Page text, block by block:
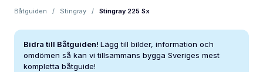
Båtguiden / Stingray / Stingray 225 Sx
Bidra till Båtguiden! Lägg till bilder, information och
omdömen så kan vi tillsammans bygga Sveriges mest
kompletta båtguide!